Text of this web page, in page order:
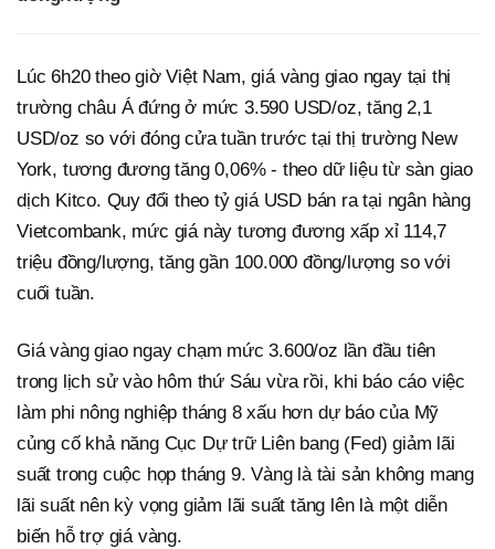
Lúc 6h20 theo giờ Việt Nam, giá vàng giao ngay tại thị
trường châu Á đứng ở mức 3.590 USD/oz, tăng 2,1
USD/oz so với đóng cửa tuần trước tại thị trường New
York, tương đương tăng 0,06% - theo dữ liệu từ sàn giao
dịch Kitco. Quy đổi theo tỷ giá USD bán ra tại ngân hàng
Vietcombank, mức giá này tương đương xấp xỉ 114,7
triệu đồng/lượng, tăng gần 100.000 đồng/lượng so với
cuối tuần.
Giá vàng giao ngay chạm mức 3.600/oz lần đầu tiên
trong lịch sử vào hôm thứ Sáu vừa rồi, khi báo cáo việc
làm phi nông nghiệp tháng 8 xấu hơn dự báo của Mỹ
củng cố khả năng Cục Dự trữ Liên bang (Fed) giảm lãi
suất trong cuộc họp tháng 9. Vàng là tài sản không mang
lãi suất nên kỳ vọng giảm lãi suất tăng lên là một diễn
biến hỗ trợ giá vàng.